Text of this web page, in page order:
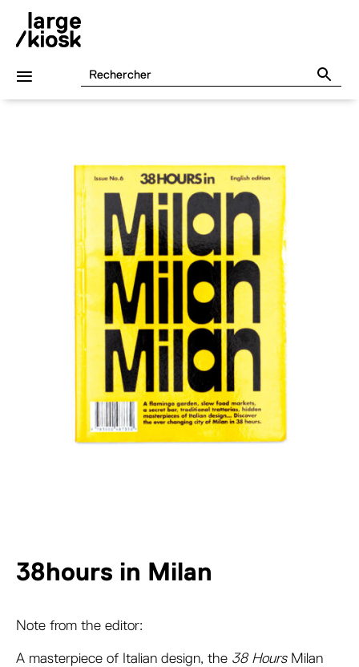
38hours in Milan
Note from the editor:
A masterpiece of Italian design, the 38 HoursMilan